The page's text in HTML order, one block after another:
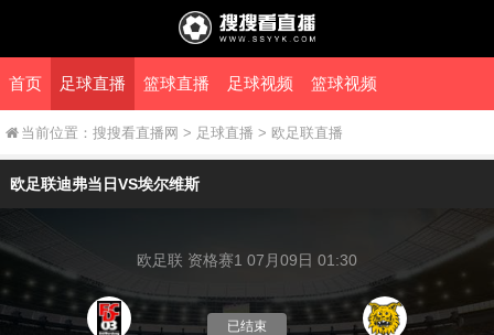
首页 足球直播 篮球直播 足球视频 篮球视频
当前位置： 搜搜看直播网 > 足球直播 > 欧足联直播
欧足联迪弗当日VS埃尔维斯
欧足联 资格赛1 07月09日 01:30
已结束